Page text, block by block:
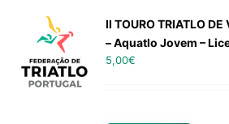
II TOURO TRIATLO DE
– Aquatlo Jovem –
5,00€